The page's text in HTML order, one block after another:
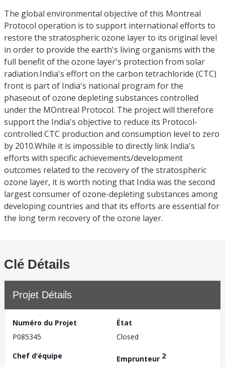
The global environmental objective of this Montreal
Protocol operation is to support international efforts to
restore the stratospheric ozone layer to its original level
in order to provide the earth's living organisms with the
full benefit of the ozone layer's protection from solar
radiation.India's effort on the carbon tetrachloride (CTC)
front is part of India's national program for the
phaseout of ozone depleting substances controlled
under the MOntreal Protocol. The project will therefore
support the India's objective to reduce its Protocol-
controlled CTC production and consumption level to zero
by 2010.While it is impossible to directly link India's
efforts with specific achievements/development
outcomes related to the recovery of the stratospheric
ozone layer, it is worth noting that India was the second
largest consumer of ozone-depleting substances among
developing countries and that its efforts are essential for
the long term recovery of the ozone layer.
Clé Détails
Projet Détails
Numéro du Projet
P085345
État
Closed
Chef d’équipe
Emprunteur 2